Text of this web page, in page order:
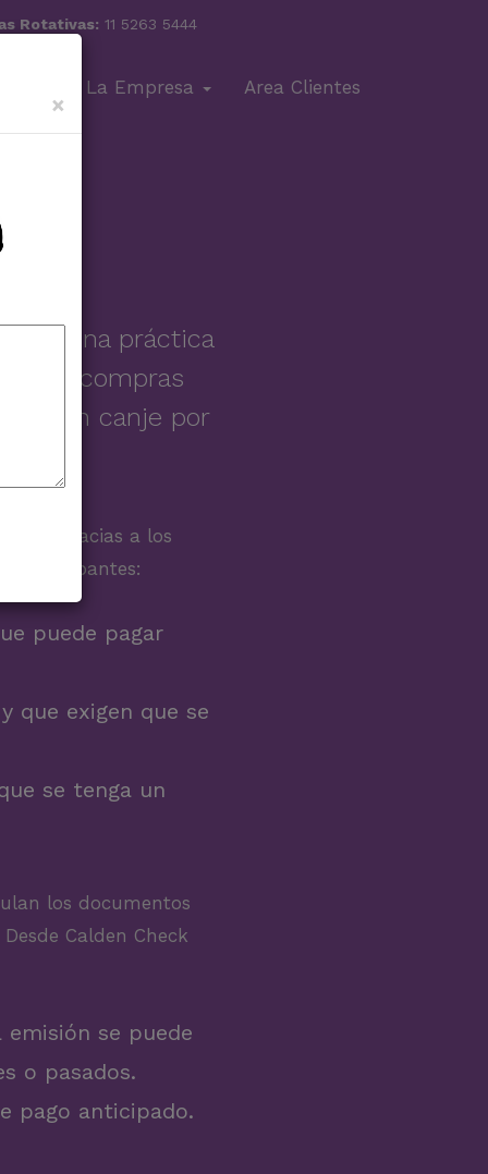
Rotativas: 11 5263 5444
La Empresa Area Clientes
una práctica
por compras
en canje por
gracias a los
puede pagar
que exigen que se
se tenga un
los documentos
Calden Check
se puede
o pasados.
pago anticipado.
×